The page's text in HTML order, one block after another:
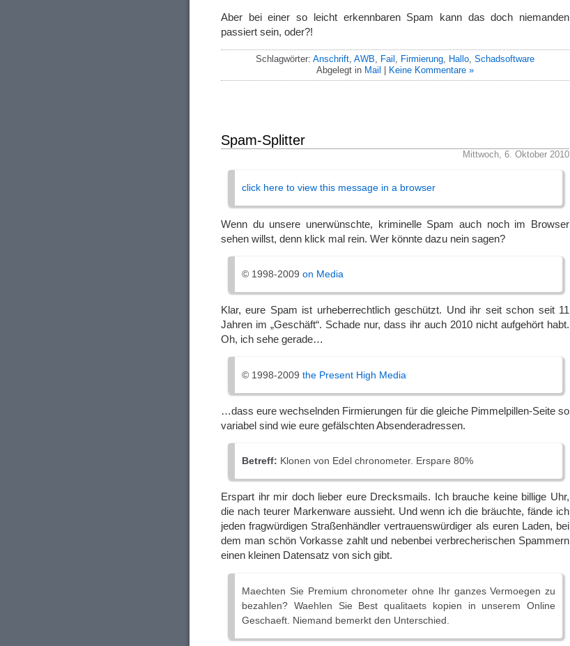
Aber bei einer so leicht erkennbaren Spam kann das doch niemanden
passiert sein, oder?!
Schlagwörter: Anschrift, AWB, Fail , Firmierung, Hallo, Schadsoftware
Abgelegt in Mail Keine Kommentare »
Spam-Splitter
Mittwoch, 6. Oktober 2010
click here to view this message in a browser
Wenn du unsere unerwünschte, kriminelle Spam auch noch im Browser
sehen willst, denn klick mal rein. Wer könnte dazu nein sagen?
© 1998-2009 on Media
Klar, eure Spam ist urheberrechtlich geschützt. Und ihr seit schon seit 11
Jahren im „Geschäft“. Schade nur, dass ihr auch 2010 nicht aufgehört habt.
Oh, ich sehe gerade…
© 1998-2009 the Present High Media
…dass eure wechselnden Firmierungen für die gleiche Pimmelpillen-Seite so
variabel sind wie eure gefälschten Absenderadressen.
Betreff: Klonen von Edel chronometer. Erspare 80%
Erspart ihr mir doch lieber eure Drecksmails. Ich brauche keine billige Uhr,
die nach teurer Markenware aussieht. Und wenn ich die bräuchte, fände ich
jeden fragwürdigen Straßenhändler vertrauenswürdiger als euren Laden, bei
dem man schön Vorkasse zahlt und nebenbei verbrecherischen Spammern
einen kleinen Datensatz von sich gibt.
Maechten Sie Premium chronometer ohne Ihr ganzes Vermoegen zu
bezahlen? Waehlen Sie Best qualitaets kopien in unserem Online
Geschaeft. Niemand bemerkt den Unterschied.